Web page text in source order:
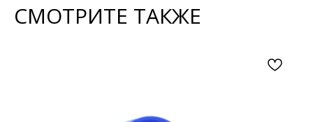
СМОТРИТЕ ТАКЖЕ